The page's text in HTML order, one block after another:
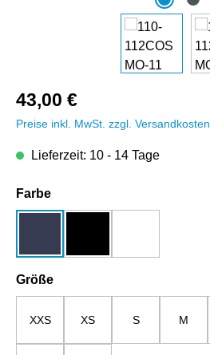
43,00 €
Preise inkl. MwSt. zzgl. Versandkosten
Lieferzeit: 10 - 14 Tage
Farbeauswählen
Größeauswählen
XXS XS S M